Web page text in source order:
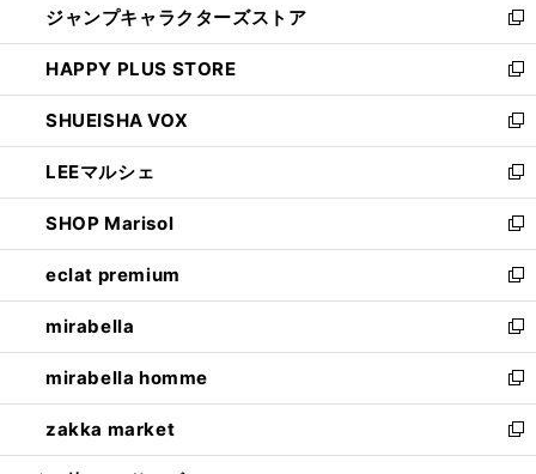
く
ィ
ン
ド
ウ
で
開
く
い
ウ
ィ
ン
ド
ウ
で
開
く
ジャンプキャラクターズストア
新
し
い
ウ
ィ
ン
ド
ウ
で
開
く
HAPPY PLUS STORE
新
し
い
ウ
ィ
ン
ド
ウ
で
開
く
SHUEISHA VOX
新
し
い
ウ
ィ
ン
ド
ウ
で
開
く
LEEマルシェ
新
し
い
ウ
ィ
ン
ド
ウ
で
開
く
SHOP Marisol
新
し
い
ウ
ィ
ン
ド
ウ
で
開
eclat premium
新
し
い
ウ
ィ
ン
ド
ウ
mirabella
新
し
い
ウ
ィ
ン
mirabella homme
新
し
い
ウ
zakka market
新
し